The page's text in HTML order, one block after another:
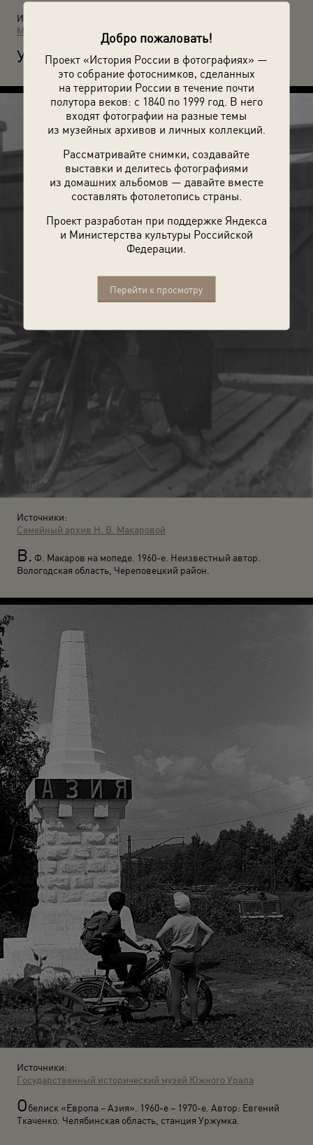
Добро пожаловать!
Проект «История России в фотографиях» —
это собрание фотоснимков, сделанных
на территории России в течение почти
полутора веков: с 1840 по 1999 год. В него
входят фотографии на разные темы
из музейных архивов и личных коллекций.
Рассматривайте снимки, создавайте
выставки и делитесь фотографиями
из домашних альбомов — давайте вместе
составлять фотолетопись страны.
Проект разработан при поддержке Яндекса
и Министерства культуры Российской
Федерации.
Перейти к просмотру
Источники:
МАММ / МДФ
У лица. 1960-е. Автор: Всеволод Тарасевич.
Источники:
Семейный архив Н. В. Макаровой
В. Ф. Макаров на мопеде. 1960-е. Неизвестный автор.
Вологодская область, Череповецкий район.
Источники:
Государственный исторический музей Южного Урала
Обелиск «Европа – Азия». 1960-е – 1970-е. Автор: Евгений
Ткаченко. Челябинская область, станция Уржумка.